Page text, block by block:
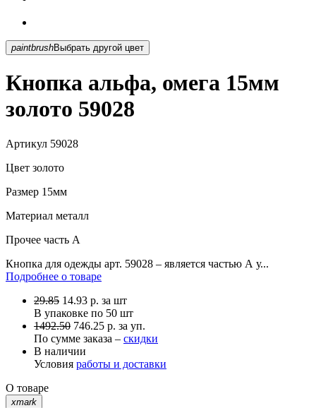
paintbrush Выбрать другой цвет
Кнопка альфа, омега 15мм
золото 59028
Артикул 59028
Цвет золото
Размер 15мм
Материал металл
Прочее часть A
Кнопка для одежды арт. 59028 – является частью А у...
Подробнее о товаре
29.85 14.93 р. за шт
В упаковке по 50 шт
1492.50 746.25 р. за уп.
По сумме заказа – скидки
В наличии
Условия работы и доставки
О товаре
xmark